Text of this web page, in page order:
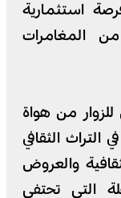
استثمارية
المغامرات
من هواة
الثقافي
والعروض
التي تحتفي